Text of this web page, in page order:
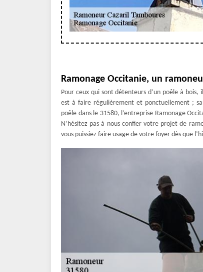
Ramonage Occitanie, un
Pour ceux qui sont détenteurs d’un poêle à
est à faire régulièrement et ponctuellement ;
poêle dans le 31580, l’entreprise Ramonage
N’hésitez pas à nous confier votre projet de
vous puissiez faire usage de votre foyer dès que